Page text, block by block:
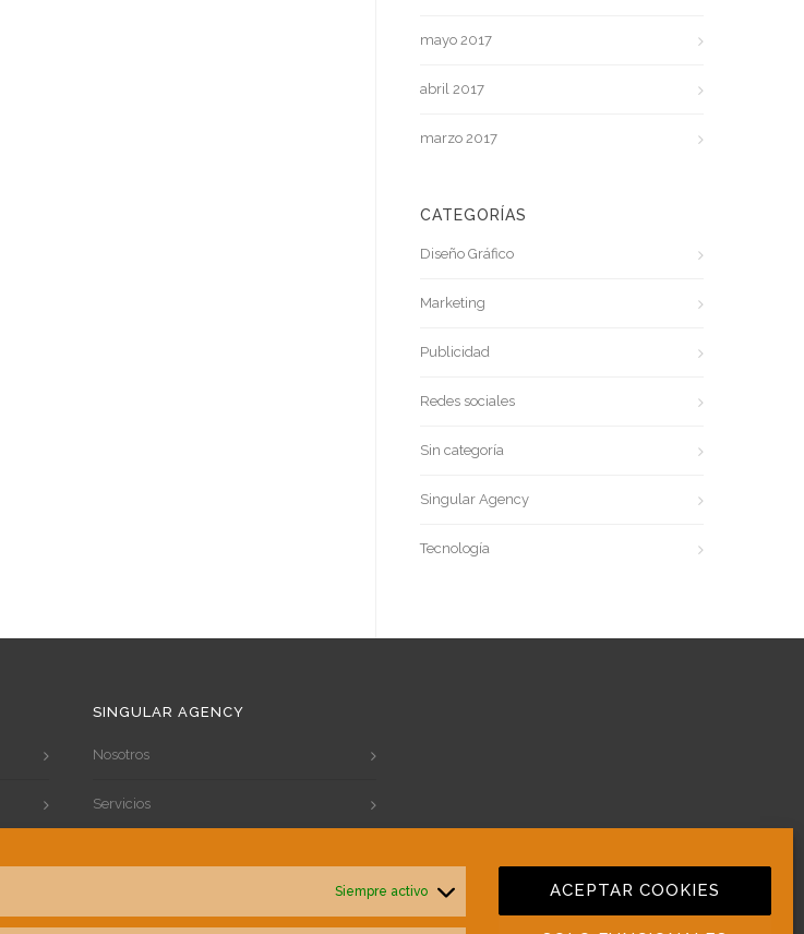
Siempre activo ACEPTAR COOKIES
mayo 2017
abril 2017
marzo 2017
CATEGORÍAS
Diseño Gráfico
Marketing
Publicidad
Redes sociales
Sin categoría
Singular Agency
Tecnología
SINGULAR AGENCY
Nosotros
Servicios